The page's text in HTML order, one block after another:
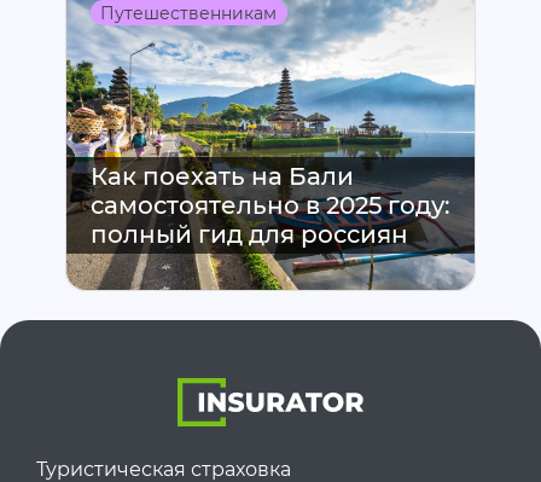
Путешественникам
Как поехать на Бали
самостоятельно в 2025 году:
полный гид для россиян
Туристическая страховка